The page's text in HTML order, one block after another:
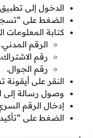
الدخول إلى
الضغط على
كتابة المعلومات
الرقم المدني.
رقم الاشتراك.
رقم الجوال.
النقر على
وصول رسالة إلى
إدخال الرقم
الضغط على